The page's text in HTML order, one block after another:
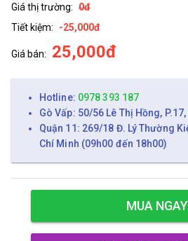
Giá thị trường: 0đ
Tiết kiệm:
-25,000đ
Giá bán: 25,000đ
Hotline: 0978 393 187
Gò Vấp: 50/56 Lê Thị Hồng, P.17,
Quận 11: 269/18 Đ. Lý Thường
Chí Minh (09h00 đến 18h00)
MUA NGAY